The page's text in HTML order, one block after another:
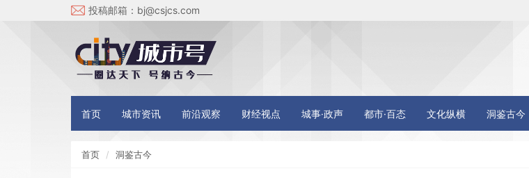
投稿邮箱： bj@csjcs.com
首页 城市资讯 前沿观察 财经视点 城事·政声 都市·百态 文化纵横 洞鉴古今
首页 洞鉴古今